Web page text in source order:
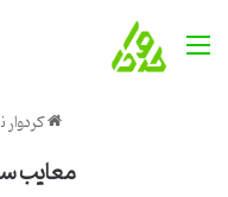
منو
کردوار
معایب